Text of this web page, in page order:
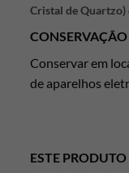
Cristal de Quartzo)
CONSERVAÇÃO
Conservar em
de aparelhos
ESTE